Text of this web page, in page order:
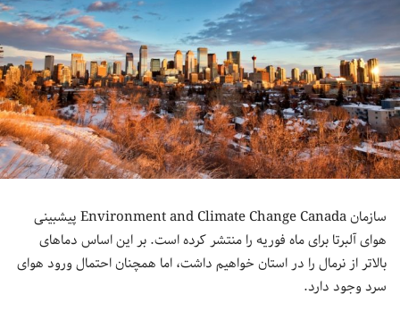
سازمان Environment and Climate Change Canada پیشبینی
هوای آلبرتا برای ماه فوریه را منتشر کرده است. بر این اساس دماهای
بالاتر از نرمال را در استان خواهیم داشت، اما همچنان احتمال ورود هوای
سرد وجود دارد.